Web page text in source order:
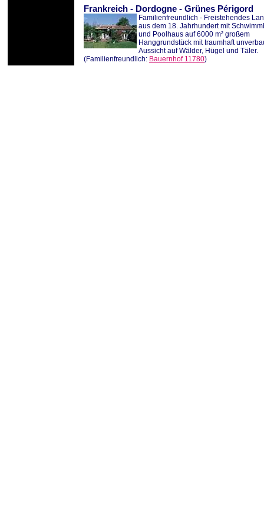
Frankreich - Dordogne - Grünes Périgord
Familienfreundlich - Freistehendes
aus dem 18. Jahrhundert mit
und Poolhaus auf 6000 m² großem
Hanggrundstück mit traumhaft
Aussicht auf Wälder, Hügel und Täler.
(Familienfreundlich: Bauernhof 11780)